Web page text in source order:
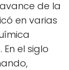
de la
en varias
el siglo